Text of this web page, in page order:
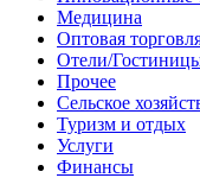
Медицина
Оптовая
Отели/
Прочее
Сельское
Туризм и отдых
Услуги
Финансы